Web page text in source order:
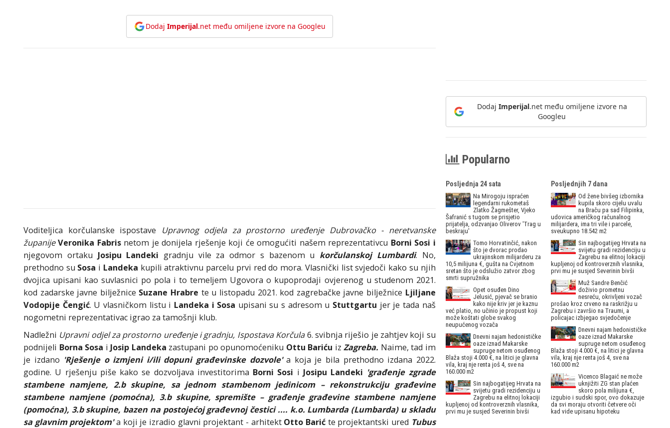
Dodaj Imperijal.net među omiljene izvore na Googleu
Voditeljica korčulanske ispostave
Upravnog odjela za prostorno uređenje Dubrovačko - neretvanske
županijeVeronika Fabris netom je donijela rješenje koji će omogućiti našem reprezentativcu Borni Sosi i
njegovom ortaku Josipu Landeki gradnju vile za odmor s bazenom u korčulanskoj Lumbardi. No,
prethodno su Sosa i Landeka kupili atraktivnu parcelu prvi red do mora. Vlasnički list svjedoči kako su njih
dvojica upisani kao suvlasnici po pola i to temeljem Ugovora o kupoprodaji ovjerenog u studenom 2021.
kod zadarske javne bilježnice Suzane Hrabre te u listopadu 2021. kod zagrebačke javne bilježnice Ljiljane
Vodopije Čengić. U vlasničkom listu i Landeka i Sosa upisani su s adresom u Stuttgartu jer je tada naš
nogometni reprezentativac igrao za tamošnji klub.
Nadležni Upravni odjel za prostorno uređenje i gradnju, Ispostava Korčula6. svibnja riješio je zahtjev koji su
podnijeli Borna Sosa i Josip Landeka zastupani po opunomoćeniku Ottu Bariću izZagreba. Naime, tad im
je izdano 'Rješenje o izmjeni i/ili dopuni građevinske dozvole'a koja je bila prethodno izdana 2022.
godine. U rješenju piše kako se dozvoljava investitorima Borni Sosi i Josipu Landeki 'građenje zgrade
stambene namjene, 2.b skupine, sa jednom stambenom jedinicom – rekonstrukciju građevine
stambene namjene (pomoćna), 3.b skupine, spremište – građenje građevine stambene namjene
(pomoćna), 3.b skupine, bazen na postojećoj građevnoj čestici .... k.o. Lumbarda (Lumbarda) u skladu
sa glavnim projektom'a koji je izradio glavni projektant - arhitekt Otto Barić te projektantski ured Tubus
Dodaj Imperijal.net među omiljene izvore na
Googleu
Popularno
Posljednja 24 sata
Na Mirogoju ispraćen
legendarni rukometaš
Zlatko Žagmešter, Vjeko
Šafranić s tugom se prisjetio
prijatelja, odzvanjao Oliverov 'Trag u
beskraju'
Tomo Horvatinčić, nakon
što je dvorac prodao
ukrajinskom milijarderu za
10,5 milijuna €, gušta na Cvjetnom
sretan što je odslužio zatvor zbog
smrti supružnika
Opet osuđen Dino
Jelusić, pjevač se branio
kako nije kriv jer je kaznu
već platio, no učinio je propust koji
može koštati globe svakog
neupućenog vozača
Dnevni najam hedonističke
oaze iznad Makarske
supruge netom osuđenog
Blaža stoji 4.000 €, na litici je glavna
vila, kraj nje renta još 4, sve na
160.000 m2
Sin najbogatijeg Hrvata na
svijetu gradi rezidenciju u
Zagrebu na elitnoj lokaciji
kupljenoj od kontroverznih vlasnika,
prvi mu je susjed Severinin bivši
Posljednjih 7 dana
Od žene bivšeg izbornika
kupila skoro cijelu uvalu
na Braču pa sad Filipinka,
udovica američkog računalnog
milijardera, ima tri vile i parcele,
sveukupno 18.542 m2
Sin najbogatijeg Hrvata na
svijetu gradi rezidenciju u
Zagrebu na elitnoj lokaciji
kupljenoj od kontroverznih vlasnika,
prvi mu je susjed Severinin bivši
Muž Sandre Benčić
doživio prometnu
nesreću, okrivljeni vozač
prošao kroz crveno na raskrižju u
Zagrebu i završio na Traumi, a
policajac izbjegao svjedočenje
Dnevni najam hedonističke
oaze iznad Makarske
supruge netom osuđenog
Blaža stoji 4.000 €, na litici je glavna
vila, kraj nje renta još 4, sve na
160.000 m2
Vicenco Blagaić ne može
uknjižiti ZG stan plaćen
skoro pola milijuna €,
izgubio i sudski spor, ovo dokazuje
da svi moraju otvoriti četvere oči
kad vide upisanu hipoteku